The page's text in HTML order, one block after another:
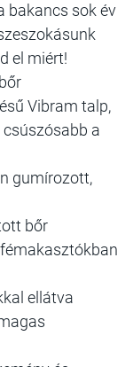
bakancs sok év
el miért!
Vibram talp,
a
gumírozott,
bőr
ellátva